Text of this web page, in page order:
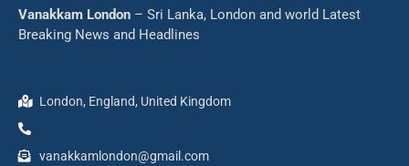
Vanakkam London – Sri Lanka, London and world Latest
Breaking News and Headlines
London, England, United Kingdom
vanakkamlondon@gmail.com